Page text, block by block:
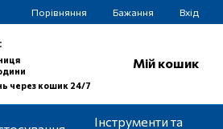
Порівняння Бажання Вхід
через кошик 24/7
Мій кошик
Інструменти та